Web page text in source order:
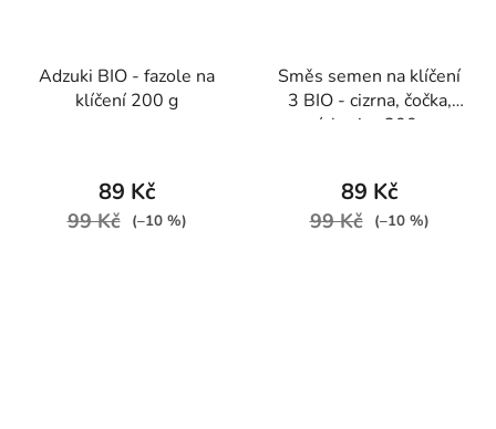
Adzuki BIO - fazole na
klíčení 200 g
89 Kč
99 Kč (–10 %)
Směs semen na klíčení
3 BIO - cizrna, čočka,
pískavice 200 g
89 Kč
99 Kč (–10 %)